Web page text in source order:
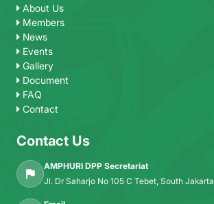
About Us
Members
News
Events
Gallery
Document
FAQ
Contact
Contact Us
AMPHURI DPP Secretariat
Jl. Dr Saharjo No 105 C Tebet, South Jakarta